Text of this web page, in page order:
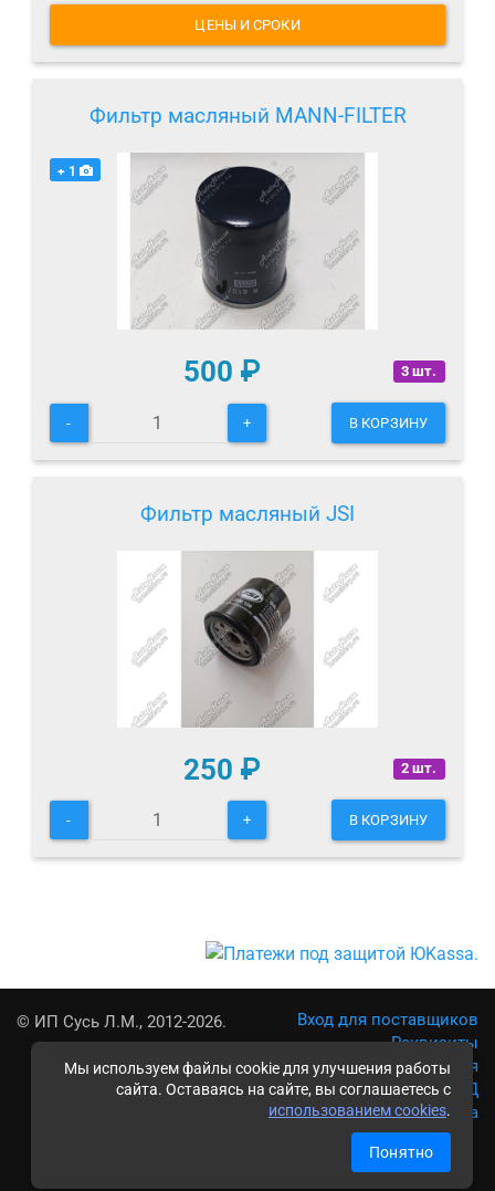
Мы используем файлы cookie для улучшения работы
сайта. Оставаясь на сайте, вы соглашаетесь с
использованием cookies.
Понятно
ЦЕНЫ И СРОКИ
Фильтр масляный MANN-FILTER
+ 1
3 шт.
500 ₽
- + В КОРЗИНУ
Фильтр масляный JSI
2 шт.
250 ₽
- + В КОРЗИНУ
© ИП Сусь Л.М., 2012-2026.
Вход для поставщиков
Реквизиты
Условия использования
Политика обработки ПД
Карта сайта